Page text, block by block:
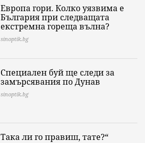
Европа гори. Колко уязвима е
България при следващата
екстремна гореща вълна?
sinoptik.bg
Специален буй ще следи за
замърсявания по Дунав
sinoptik.bg
Така ли го правиш, тате?“